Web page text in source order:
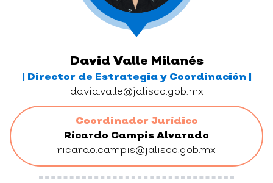
David Valle Milanés
| Director de Estrategia y Coordinación |
david.valle@jalisco.gob.mx
Coordinador Jurídico
Ricardo Campis Alvarado
ricardo.campis@jalisco.gob.mx